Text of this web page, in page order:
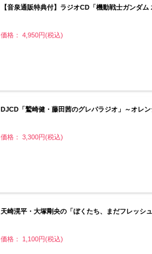
【音泉通販特典付】ラジオCD「機動戦士ガンダ
価格： 4,950円(税込)
DJCD「鷲崎健・藤田茜のグレパラジオ」～オレン
価格： 3,300円(税込)
天崎滉平・大塚剛央の「ぼくたち、まだフレッシ
価格： 1,100円(税込)